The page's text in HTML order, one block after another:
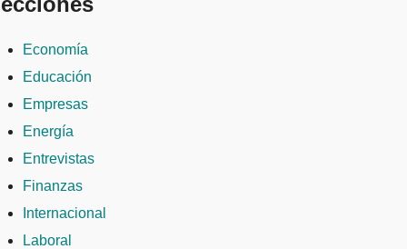
Economía
Educación
Empresas
Energía
Entrevistas
Finanzas
Internacional
Laboral